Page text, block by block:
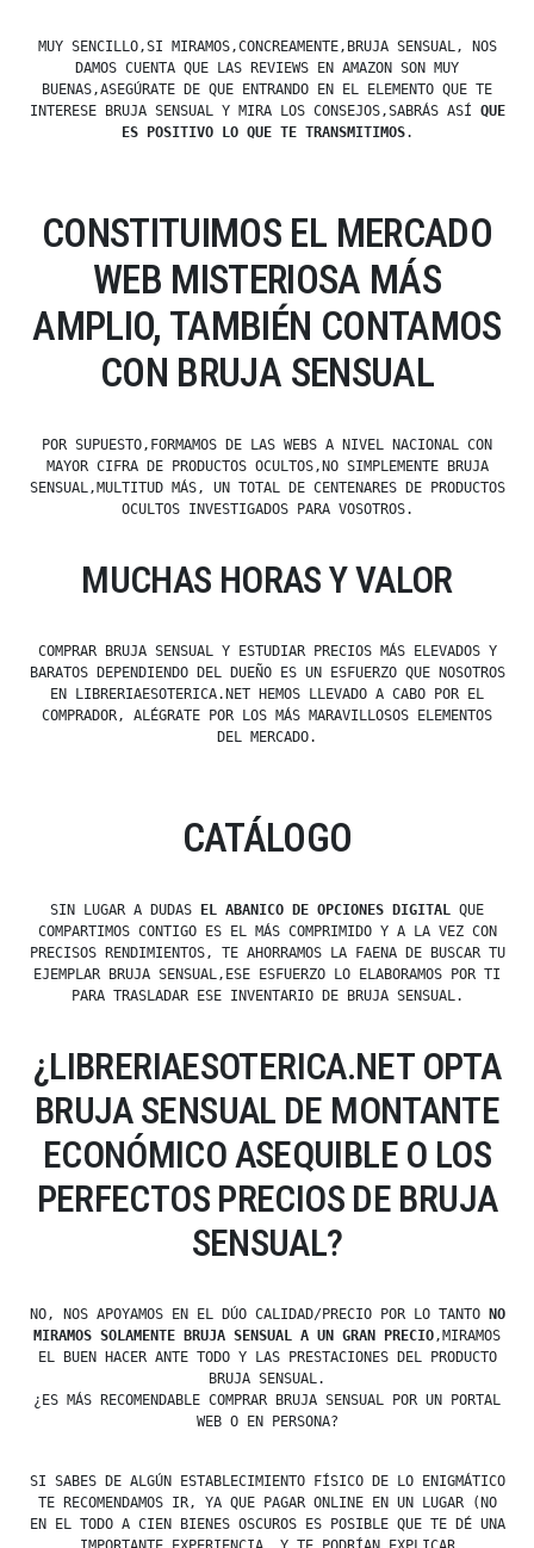
MUY SENCILLO,SI MIRAMOS,CONCREAMENTE,BRUJA SENSUAL, NOS
DAMOS CUENTA QUE LAS REVIEWS EN AMAZON SON MUY
BUENAS,ASEGÚRATE DE QUE ENTRANDO EN EL ELEMENTO QUE TE
INTERESE BRUJA SENSUAL Y MIRA LOS CONSEJOS,SABRÁS ASÍ QUE
ES POSITIVO LO QUE TE TRANSMITIMOS.
CONSTITUIMOS EL MERCADO
WEB MISTERIOSA MÁS
AMPLIO, TAMBIÉN CONTAMOS
CON BRUJA SENSUAL
POR SUPUESTO,FORMAMOS DE LAS WEBS A NIVEL NACIONAL CON
MAYOR CIFRA DE PRODUCTOS OCULTOS,NO SIMPLEMENTE BRUJA
SENSUAL,MULTITUD MÁS, UN TOTAL DE CENTENARES DE PRODUCTOS
OCULTOS INVESTIGADOS PARA VOSOTROS.
MUCHAS HORAS Y VALOR
COMPRAR BRUJA SENSUAL Y ESTUDIAR PRECIOS MÁS ELEVADOS Y
BARATOS DEPENDIENDO DEL DUEÑO ES UN ESFUERZO QUE NOSOTROS
EN LIBRERIAESOTERICA.NET HEMOS LLEVADO A CABO POR EL
COMPRADOR, ALÉGRATE POR LOS MÁS MARAVILLOSOS ELEMENTOS
DEL MERCADO.
CATÁLOGO
SIN LUGAR A DUDAS EL ABANICO DE OPCIONES DIGITAL QUE
COMPARTIMOS CONTIGO ES EL MÁS COMPRIMIDO Y A LA VEZ CON
PRECISOS RENDIMIENTOS, TE AHORRAMOS LA FAENA DE BUSCAR TU
EJEMPLAR BRUJA SENSUAL,ESE ESFUERZO LO ELABORAMOS POR TI
PARA TRASLADAR ESE INVENTARIO DE BRUJA SENSUAL.
¿LIBRERIAESOTERICA.NET OPTA
BRUJA SENSUAL DE MONTANTE
ECONÓMICO ASEQUIBLE O LOS
PERFECTOS PRECIOS DE BRUJA
SENSUAL?
NO, NOS APOYAMOS EN EL DÚO CALIDAD/PRECIO POR LO TANTO
NO
MIRAMOS SOLAMENTE BRUJA SENSUAL A UN GRAN PRECIO,MIRAMOS
EL BUEN HACER ANTE TODO Y LAS PRESTACIONES DEL PRODUCTO
BRUJA SENSUAL.
¿ES MÁS RECOMENDABLE COMPRAR BRUJA SENSUAL POR UN PORTAL
WEB O EN PERSONA?
SI SABES DE ALGÚN ESTABLECIMIENTO FÍSICO DE LO ENIGMÁTICO
TE RECOMENDAMOS IR, YA QUE PAGAR ONLINE EN UN LUGAR (NO
EN EL TODO A CIEN BIENES OSCUROS ES POSIBLE QUE TE DÉ UNA